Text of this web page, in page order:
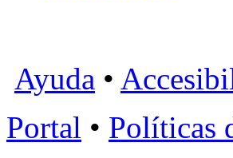
Ayuda •
Portal • Políticas